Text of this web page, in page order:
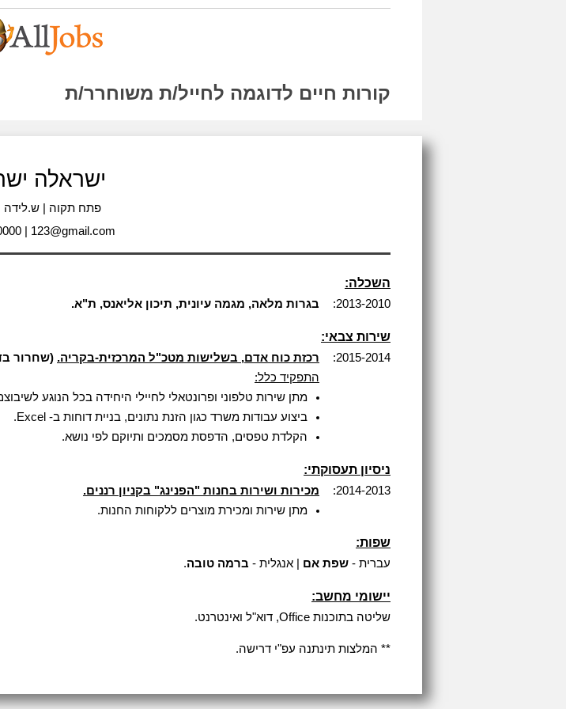
קורות חיים לדוגמה לחייל/ת משוחרר/ת
ישראלה
פתח תקוה | ש.לידה :
| 123@gmail.com
השכלה:
2013-2010: בגרות מלאה, מגמה עיונית, תיכון אליאנס, ת"א.
שירות צבאי:
2015-2014: רכזת כוח אדם, בשלישות מטכ"ל המרכזית-בקריה. (שחרור
התפקיד כלל:
מתן שירות טלפוני ופרונטאלי לחיילי היחידה בכל הנוגע
ביצוע עבודות משרד כגון הזנת נתונים, בניית דוחות ב- Excel.
הקלדת טפסים, הדפסת מסמכים ותיוקם לפי נושא.
ניסיון תעסוקתי:
2014-2013:
מכירות ושירות בחנות "הפנינג" בקניון רננים.
מתן שירות ומכירת מוצרים ללקוחות החנות.
שפות:
עברית - שפת אם | אנגלית - ברמה טובה.
יישומי מחשב:
שליטה בתוכנות Office, דוא"ל ואינטרנט.
** המלצות תינתנה עפ"י דרישה.